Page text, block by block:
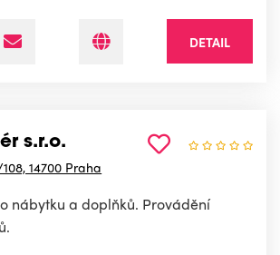
DETAIL
s.r.o.
14700 Praha
nábytku a doplňků. Provádění